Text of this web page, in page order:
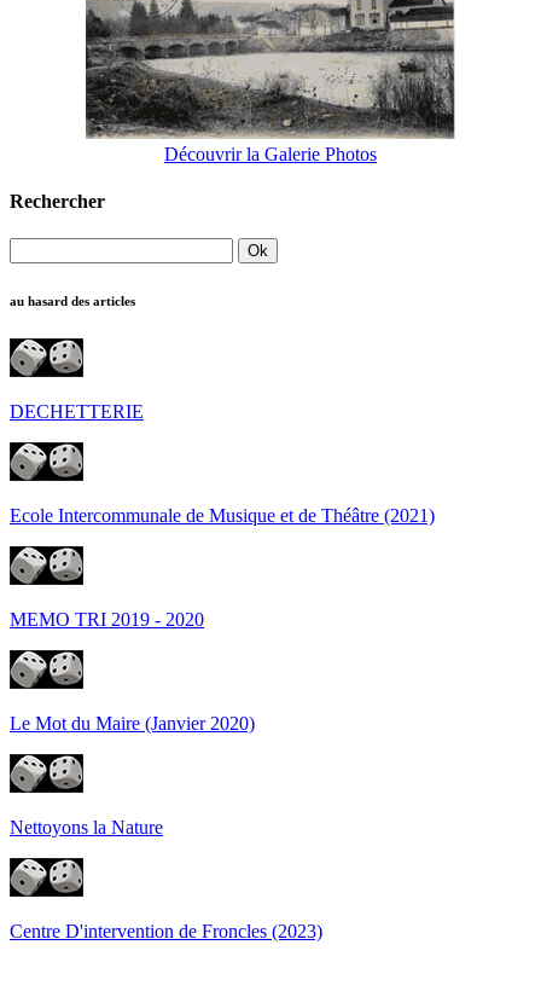
Découvrir la Galerie Photos
Rechercher
au hasard des articles
DECHETTERIE
Ecole Intercommunale de Musique et de Théâtre (2021)
MEMO TRI 2019 - 2020
Le Mot du Maire (Janvier 2020)
Nettoyons la Nature
Centre D'intervention de Froncles (2023)